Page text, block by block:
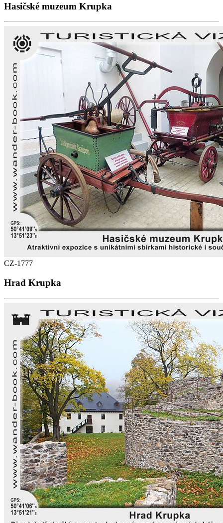
Hasičské muzeum Krupka
CZ-1777
Hrad Krupka